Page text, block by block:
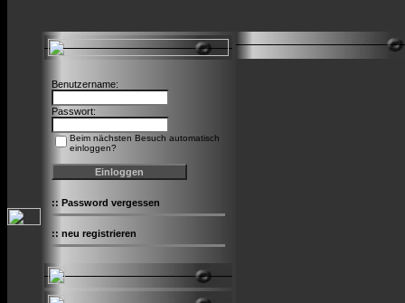
Benutzername:
Passwort:
Beim nächsten Besuch automatisch
einloggen?
:: Password vergessen
:: neu registrieren